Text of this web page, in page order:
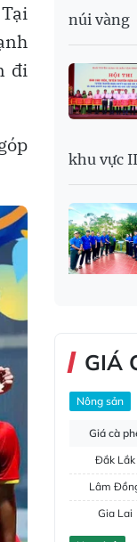
đi
núi vàng
khu vực II
GIÁ
Nông sản
Giá cà
Đắk Lắk
Lâm
Gia Lai